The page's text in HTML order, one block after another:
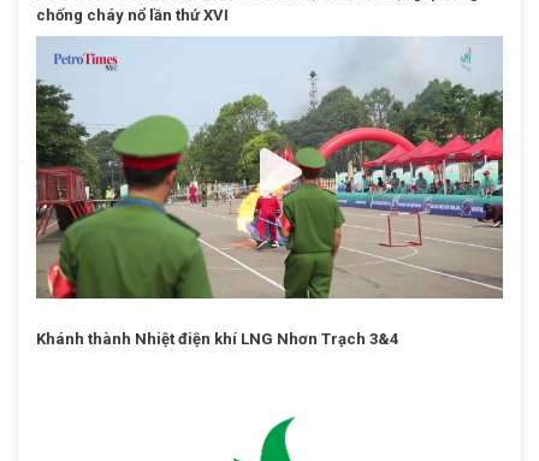
PV Power tổ chức Hội thao An toàn vệ sinh lao động, phòng
chống cháy nổ lần thứ XVI